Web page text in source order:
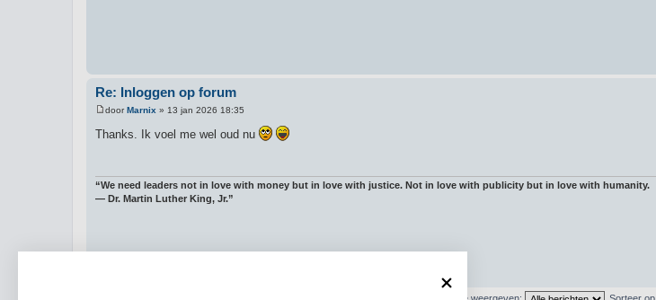
Re: Inloggen op forum
r
t
doorMarnix » 13 jan 2026 18:35
Thanks. Ik voel me wel oud nu
“We need leaders not in love with money but in love with justice. Not in love with publicity but in love with humanity.
― Dr. Martin Luther King, Jr.”